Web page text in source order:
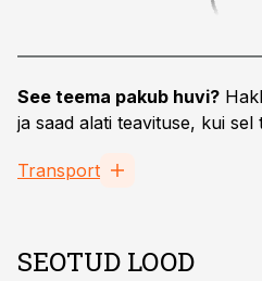
See teema pakub huvi?
ja saad alati teavituse, kui
Transport
SEOTUD LOOD